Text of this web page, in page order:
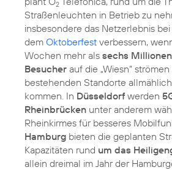
2
Straßenleuchten in Betrieb zu
insbesondere das Netzerlebnis
dem Oktoberfest verbessern,
Wochen mehr als sechs
Besucher auf die „Wiesn“
bestehenden Standorte
kommen. In Düsseldorf werden
Rheinbrücken unter anderem
Rheinkirmes für besseres
Hamburg bieten die geplanten
Kapazitäten rund um das
allein dreimal im Jahr der